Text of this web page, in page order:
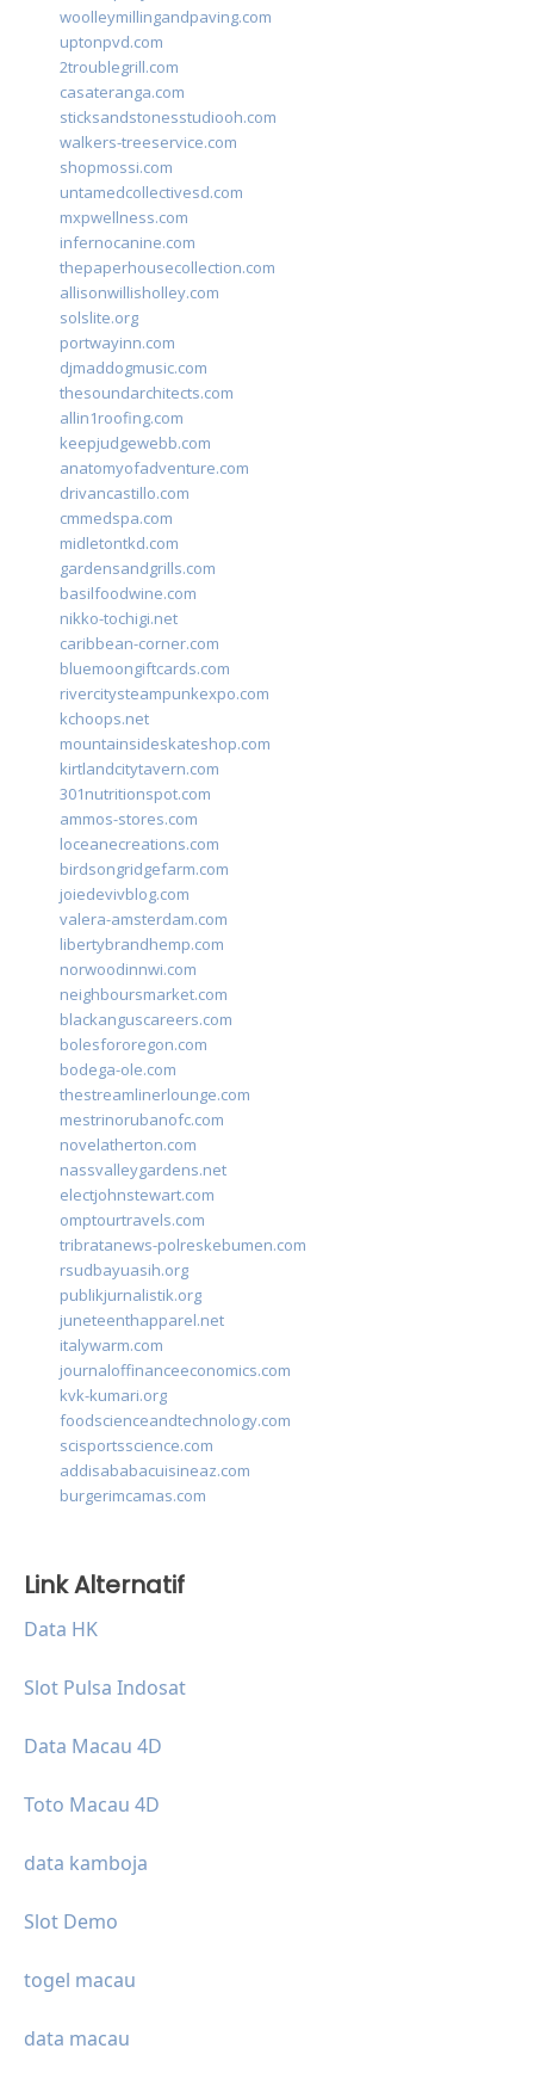
woolleymillingandpaving.com
uptonpvd.com
2troublegrill.com
casateranga.com
sticksandstonesstudiooh.com
walkers-treeservice.com
shopmossi.com
untamedcollectivesd.com
mxpwellness.com
infernocanine.com
thepaperhousecollection.com
allisonwillisholley.com
solslite.org
portwayinn.com
djmaddogmusic.com
thesoundarchitects.com
allin1roofing.com
keepjudgewebb.com
anatomyofadventure.com
drivancastillo.com
cmmedspa.com
midletontkd.com
gardensandgrills.com
basilfoodwine.com
nikko-tochigi.net
caribbean-corner.com
bluemoongiftcards.com
rivercitysteampunkexpo.com
kchoops.net
mountainsideskateshop.com
kirtlandcitytavern.com
301nutritionspot.com
ammos-stores.com
loceanecreations.com
birdsongridgefarm.com
joiedevivblog.com
valera-amsterdam.com
libertybrandhemp.com
norwoodinnwi.com
neighboursmarket.com
blackanguscareers.com
bolesfororegon.com
bodega-ole.com
thestreamlinerlounge.com
mestrinorubanofc.com
novelatherton.com
nassvalleygardens.net
electjohnstewart.com
omptourtravels.com
tribratanews-polreskebumen.com
rsudbayuasih.org
publikjurnalistik.org
juneteenthapparel.net
italywarm.com
journaloffinanceeconomics.com
kvk-kumari.org
foodscienceandtechnology.com
scisportsscience.com
addisababacuisineaz.com
burgerimcamas.com
Link Alternatif
Data HK
Slot Pulsa Indosat
Data Macau 4D
Toto Macau 4D
data kamboja
Slot Demo
togel macau
data macau